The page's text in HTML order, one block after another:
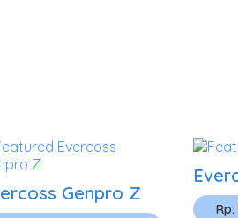
Genpro Z